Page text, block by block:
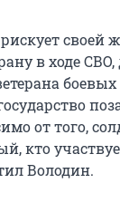
своей
в ходе
от того,
кто
Володин.